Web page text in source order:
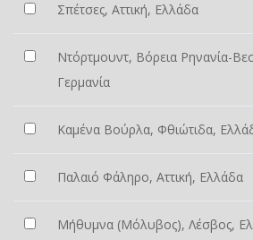
Σπέτσες, Αττική, Ελλάδα
Ντόρτμουντ, Βόρεια Ρηνανία-
Γερμανία
Καμένα Βούρλα, Φθιώτιδα,
Παλαιό Φάληρο, Αττική, Ελλάδα
Μήθυμνα (Μόλυβος), Λέσβος,